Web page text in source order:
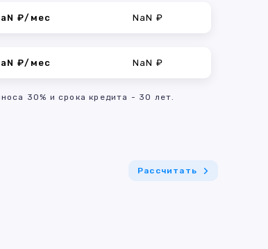
₽/мес NaN ₽
₽/мес NaN ₽
30% и срока кредита - 30 лет.
Рассчитать